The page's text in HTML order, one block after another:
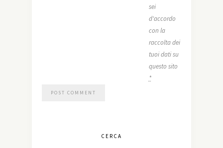
sei
d'accordo
con la
raccolta dei
tuoi dati su
questo sito
*
CERCA